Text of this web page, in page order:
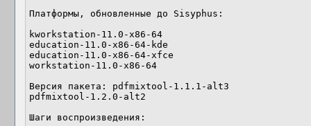
Платформы, обновленные до Sisyphus:
kworkstation-11.0-x86-64
education-11.0-x86-64-kde
education-11.0-x86-64-xfce
workstation-11.0-x86-64
Версия пакета: pdfmixtool-1.1.1-alt3
pdfmixtool-1.2.0-alt2
Шаги воспроизведения: